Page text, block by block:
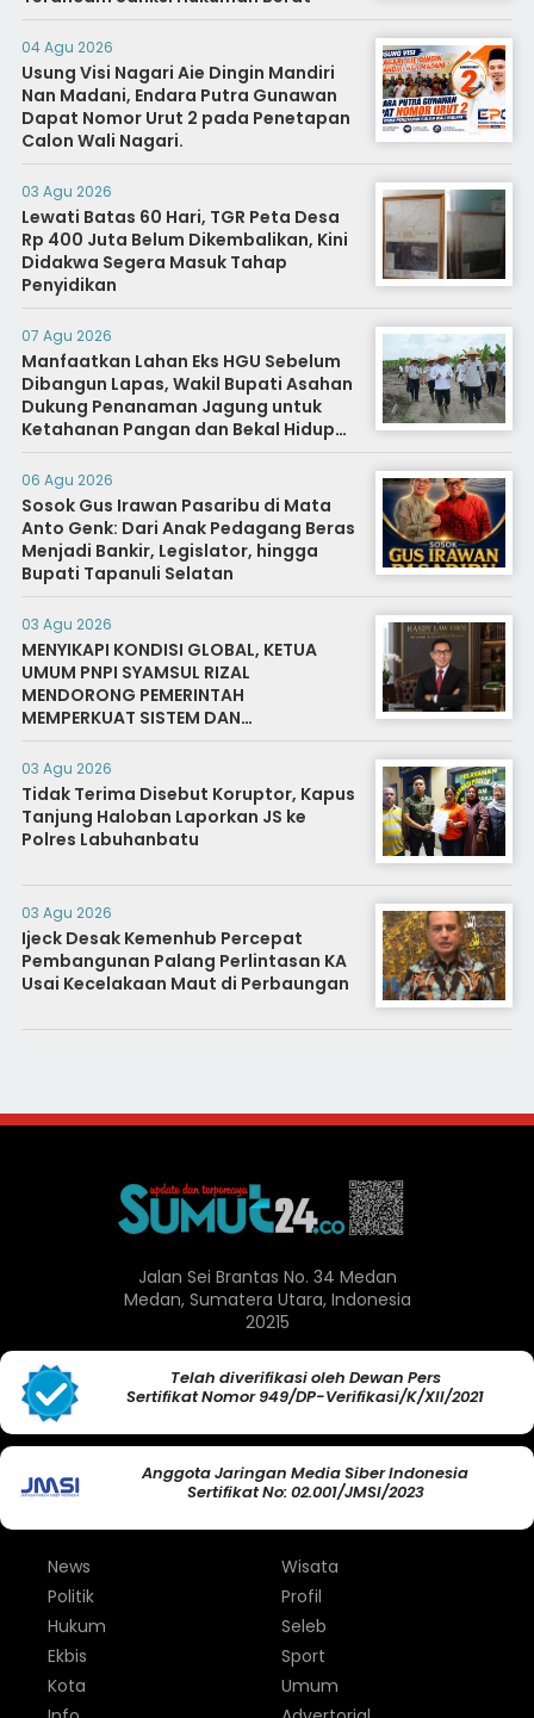
04 Agu 2026
Usung Visi Nagari Aie Dingin Mandiri
Nan Madani, Endara Putra Gunawan
Dapat Nomor Urut 2 pada Penetapan
Calon Wali Nagari.
03 Agu 2026
Lewati Batas 60 Hari, TGR Peta Desa
Rp 400 Juta Belum Dikembalikan, Kini
Didakwa Segera Masuk Tahap
Penyidikan
07 Agu 2026
Manfaatkan Lahan Eks HGU Sebelum
Dibangun Lapas, Wakil Bupati Asahan
Dukung Penanaman Jagung untuk
Ketahanan Pangan dan Bekal Hidup
Warga Binaan
06 Agu 2026
Sosok Gus Irawan Pasaribu di Mata
Anto Genk: Dari Anak Pedagang Beras
Menjadi Bankir, Legislator, hingga
Bupati Tapanuli Selatan
03 Agu 2026
MENYIKAPI KONDISI GLOBAL, KETUA
UMUM PNPI SYAMSUL RIZAL
MENDORONG PEMERINTAH
MEMPERKUAT SISTEM DAN
INFRASTRUKTUR INTELIJEN NEGARA
03 Agu 2026
Tidak Terima Disebut Koruptor, Kapus
Tanjung Haloban Laporkan JS ke
Polres Labuhanbatu
03 Agu 2026
Ijeck Desak Kemenhub Percepat
Pembangunan Palang Perlintasan KA
Usai Kecelakaan Maut di Perbaungan
Jalan Sei Brantas No. 34 Medan
Medan, Sumatera Utara, Indonesia
20215
Telah diverifikasi oleh Dewan Pers
Sertifikat Nomor 949/DP-Verifikasi/K/XII/2021
Anggota Jaringan Media Siber Indonesia
Sertifikat No: 02.001/JMSI/2023
News
Politik
Hukum
Ekbis
Kota
Wisata
Profil
Seleb
Sport
Umum